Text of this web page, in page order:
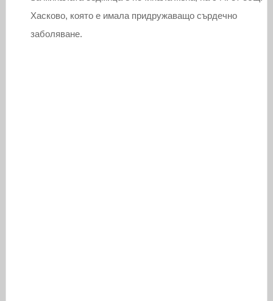
Хасково, която е имала придружаващо сърдечно
заболяване.